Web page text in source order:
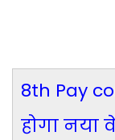
8th Pay
होगा